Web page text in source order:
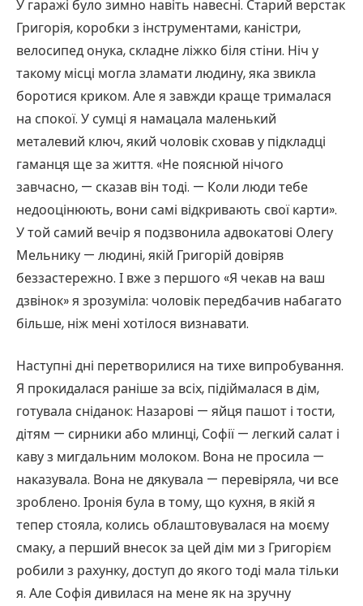
У гаражі було зимно навіть навесні. Старий верстак
Григорія, коробки з інструментами, каністри,
велосипед онука, складне ліжко біля стіни. Ніч у
такому місці могла зламати людину, яка звикла
боротися криком. Але я завжди краще трималася
на спокої. У сумці я намацала маленький
металевий ключ, який чоловік сховав у підкладці
гаманця ще за життя. «Не пояснюй нічого
завчасно, — сказав він тоді. — Коли люди тебе
недооцінюють, вони самі відкривають свої карти».
У той самий вечір я подзвонила адвокатові Олегу
Мельнику — людині, якій Григорій довіряв
беззастережно. І вже з першого «Я чекав на ваш
дзвінок» я зрозуміла: чоловік передбачив набагато
більше, ніж мені хотілося визнавати.
Наступні дні перетворилися на тихе випробування.
Я прокидалася раніше за всіх, підіймалася в дім,
готувала сніданок: Назарові — яйця пашот і тости,
дітям — сирники або млинці, Софії — легкий салат і
каву з мигдальним молоком. Вона не просила —
наказувала. Вона не дякувала — перевіряла, чи все
зроблено. Іронія була в тому, що кухня, в якій я
тепер стояла, колись облаштовувалася на моєму
смаку, а перший внесок за цей дім ми з Григорієм
робили з рахунку, доступ до якого тоді мала тільки
я. Але Софія дивилася на мене як на зручну